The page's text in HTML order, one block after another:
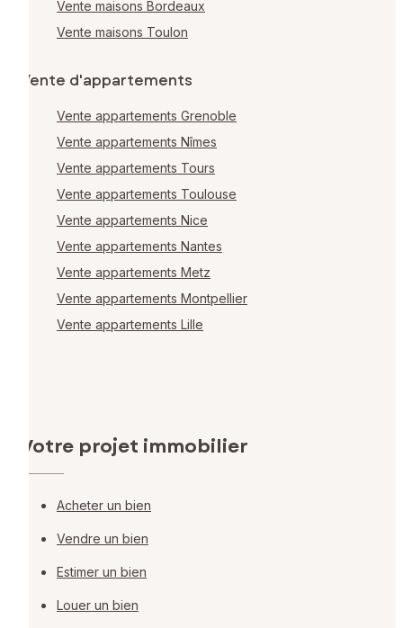
Vente maisons Bordeaux
Vente maisons Toulon
Vente d'appartements
Vente appartements Grenoble
Vente appartements Nîmes
Vente appartements Tours
Vente appartements Toulouse
Vente appartements Nice
Vente appartements Nantes
Vente appartements Metz
Vente appartements Montpellier
Vente appartements Lille
Votre projet immobilier
Acheter un bien
Vendre un bien
Estimer un bien
Louer un bien